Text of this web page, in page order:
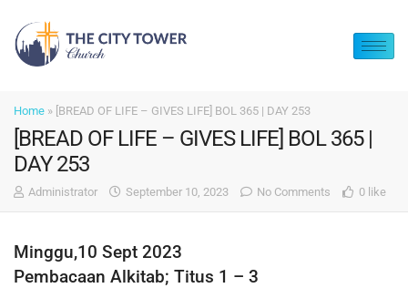
Home » [BREAD OF LIFE – GIVES LIFE] BOL 365 | DAY 253
[BREAD OF LIFE – GIVES LIFE] BOL 365 |
DAY 253
Administrator September 10, 2023 No Comments 0 like
Minggu,10 Sept 2023
Pembacaan Alkitab; Titus 1 – 3